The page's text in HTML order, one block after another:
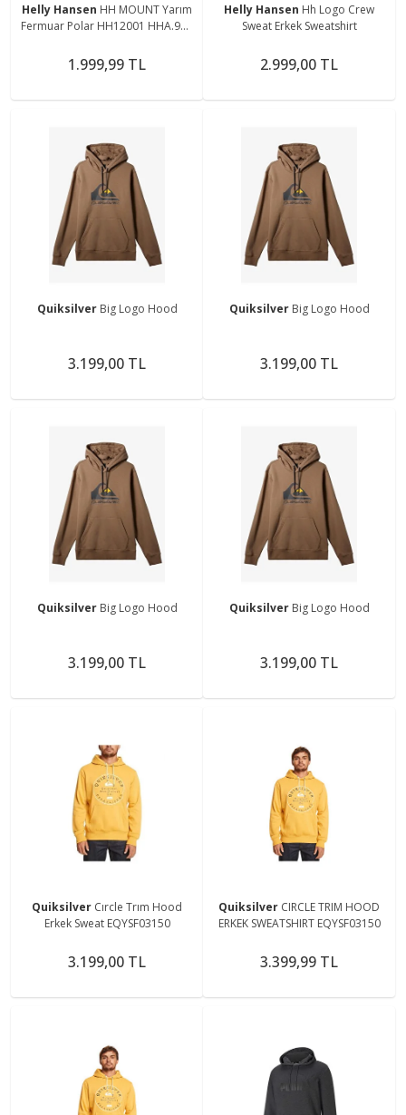
Helly Hansen HH MOUNT Yarım
Fermuar Polar HH12001 HHA.971
1.999,99 TL
Helly Hansen Hh Logo Crew
Sweat Erkek Sweatshirt
2.999,00 TL
Quiksilver Big Logo Hood
3.199,00 TL
Quiksilver Big Logo Hood
3.199,00 TL
Quiksilver Big Logo Hood
3.199,00 TL
Quiksilver Big Logo Hood
3.199,00 TL
Quiksilver Cırcle Trım Hood
Erkek Sweat EQYSF03150
3.199,00 TL
Quiksilver CIRCLE TRIM HOOD
ERKEK SWEATSHIRT EQYSF03150
3.399,99 TL